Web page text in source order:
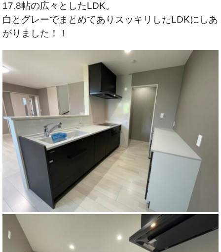
17.8帖の広々としたLDK。
白とグレーでまとめてありスッキリしたLDKにしあ
がりました！！